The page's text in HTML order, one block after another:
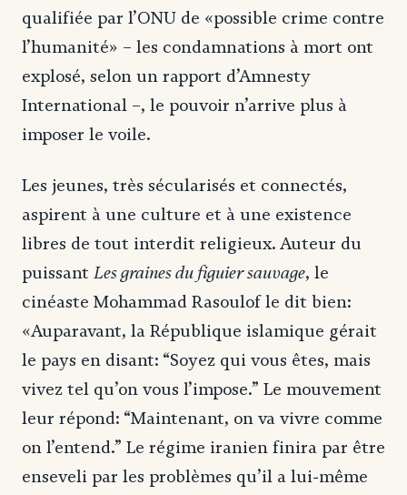
qualifiée par l’ONU de «possible crime contre
l’humanité» – les condamnations à mort ont
explosé, selon un rapport d’Amnesty
International –, le pouvoir n’arrive plus à
imposer le voile.
Les jeunes, très sécularisés et connectés,
aspirent à une culture et à une existence
libres de tout interdit religieux. Auteur du
puissant Les graines du figuier sauvage, le
cinéaste Mohammad Rasoulof le dit bien:
«Auparavant, la République islamique gérait
le pays en disant: “Soyez qui vous êtes, mais
vivez tel qu’on vous l’impose.” Le mouvement
leur répond: “Maintenant, on va vivre comme
on l’entend.” Le régime iranien finira par être
enseveli par les problèmes qu’il a lui-même